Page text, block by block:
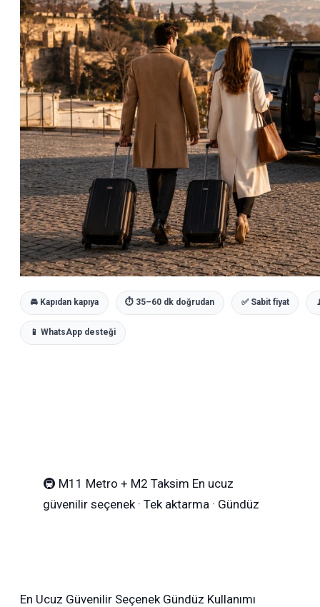
🚘 Kapıdan kapıya ⏱ 35–60 dk doğrudan ✅ Sabit fiyat
📱 WhatsApp desteği
🚇 M11 Metro + M2 Taksim En ucuz
güvenilir seçenek · Tek aktarma · Gündüz
En Ucuz Güvenilir Seçenek Gündüz Kullanımı